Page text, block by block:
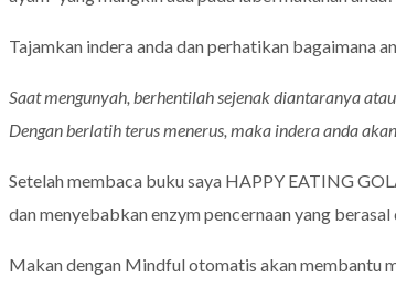
Tajamkan indera anda dan perhatikan bagaimana
Saat mengunyah, berhentilah sejenak diantaranya
Dengan berlatih terus menerus, maka indera anda
Setelah membaca buku saya HAPPY EATING
dan menyebabkan enzym pencernaan yang
Makan dengan Mindful otomatis akan membantu